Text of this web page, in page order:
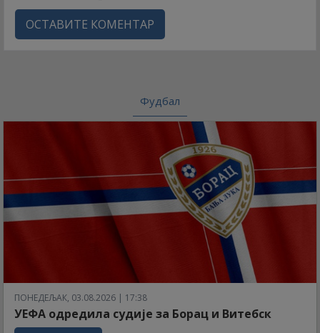
ОСТАВИТЕ КОМЕНТАР
Фудбал
ПОНЕДЕЉАК, 03.08.2026 | 17:38
УЕФА одредила судије за Борац и Витебск